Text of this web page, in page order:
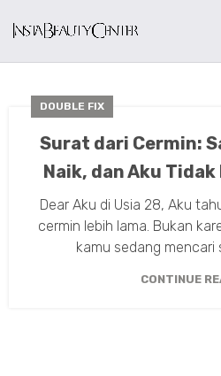
DOUBLE FIX
Surat dari Cermin:
Naik, dan Aku
Dear Aku di Usia 28, Aku
cermin lebih lama. Bukan
kamu sedang mencari
CONTINUE